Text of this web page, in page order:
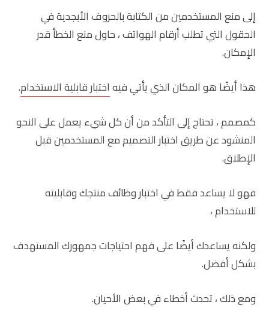
إلى منع المستخدمين من الكتابة بالحروف الأبجدية في
الحقول التي تطلب أرقام الهواتف ، حاول منع الخطأ قدر
الإمكان.
هذا أيضًا هو المكان الذي يأتي فيهاختبار قابلية الاستخدام.
كمصمم ، تحتاج إلى التأكد من أن كل شيء يعمل على النحو
المنشود عن طريق اختبار التصميم مع المستخدمين قبل
الإطلاق.
فهو لا يساعد فقط في اختبار وظائف منتجك وقابليته
للاستخدام ،
ولكنه يساعدك أيضًا على فهم احتياجات جمهورك المستهدف
بشكل أفضل.
ومع ذلك ، تحدث أخطاء في بعض الأحيان.